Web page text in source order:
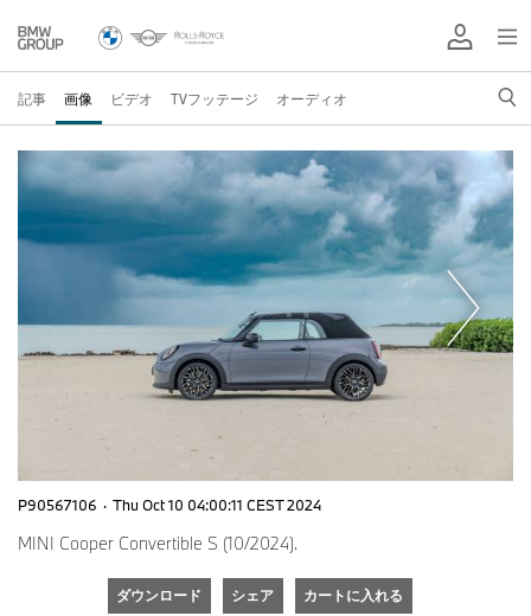
記事 画像 ビデオ TVフッテージ オーディオ
P90567106 · Thu Oct 10 04:00:11 CEST 2024
MINI Cooper Convertible S (10/2024).
ダウンロード シェア カートに入れる